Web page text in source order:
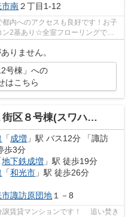
市南２丁目1-12
内へのアクセスも良好です！お子
2基あり☆全室フローリングで
！
りません。
号棟」への
はこちら
ハラダンチイチガイクハチゴウトウ)
「成増 」駅 バス12分 「諏訪
歩3分
地下鉄成増 」駅 徒歩19分
「和光市 」駅 徒歩26分
市諏訪原団地１－8
譲賃貸マンションです！ 追い焚き